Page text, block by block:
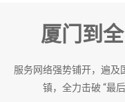
厦门到
服务网络强势铺开，遍及
镇，全力击破 “最